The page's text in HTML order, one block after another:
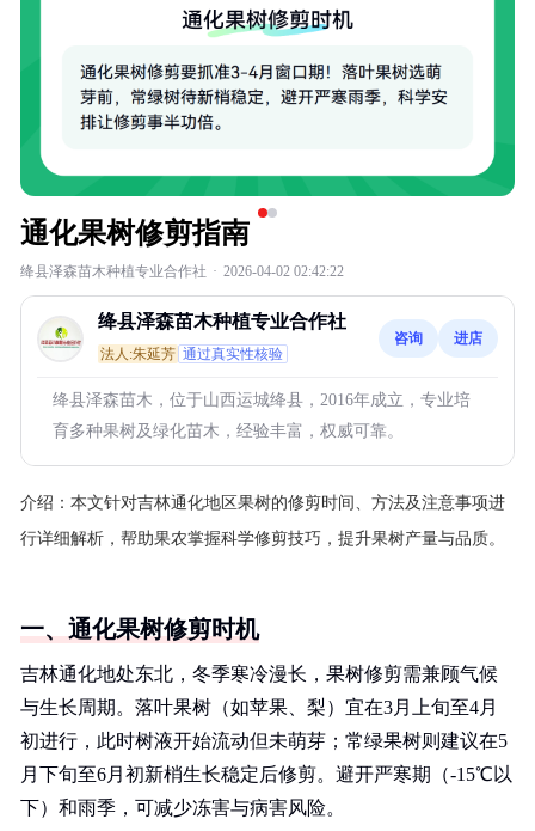
通化果树修剪指南
绛县泽森苗木种植专业合作社 · 2026-04-02 02:42:22
绛县泽森苗木种植专业合作社
法人:朱延芳 通过真实性核验
咨询 进店
绛县泽森苗木，位于山西运城绛县，2016年成立，专业培
育多种果树及绿化苗木，经验丰富，权威可靠。
介绍： 本文针对吉林通化地区果树的修剪时间、方法及注意事项进
行详细解析，帮助果农掌握科学修剪技巧，提升果树产量与品质。
一、通化果树修剪时机
吉林通化地处东北，冬季寒冷漫长，果树修剪需兼顾气候
与生长周期。落叶果树（如苹果、梨）宜在3月上旬至4月
初进行，此时树液开始流动但未萌芽；常绿果树则建议在5
月下旬至6月初新梢生长稳定后修剪。避开严寒期（-15℃以
下）和雨季，可减少冻害与病害风险。